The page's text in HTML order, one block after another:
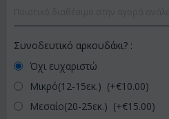
Συνοδευτικό αρκουδάκι? :
Όχι ευχαριστώ
Μικρό(12-15εκ.) (+€10.00)
Μεσαίο(20-25εκ.) (+€15.00)